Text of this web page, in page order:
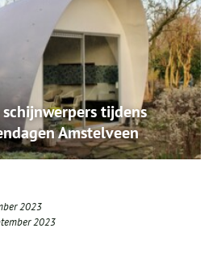
tijdens
Amstelveen
2023
2023